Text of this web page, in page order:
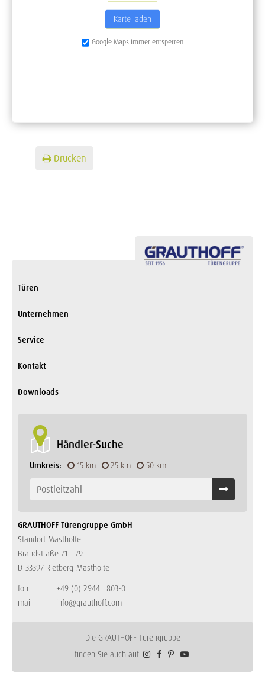
Karte laden
Google Maps immer entsperren
Drucken
Türen
Unternehmen
Service
Kontakt
Downloads
Händler-Suche
Umkreis: 15 km 25 km 50 km
GRAUTHOFF Türengruppe GmbH
Standort Mastholte
Brandstraße 71 - 79
D-33397 Rietberg-Mastholte
fon
+49 (0) 2944 . 803-0
mail
info@grauthoff.com
Die GRAUTHOFF Türengruppe
finden Sie auch auf